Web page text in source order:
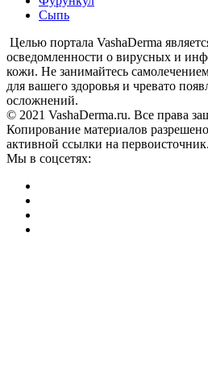
Сыпь
Целью портала VashaDerma
осведомленности о вирусных и
кожи. Не занимайтесь
для вашего здоровья и чревато
осложнений.
© 2021 VashaDerma.ru. Все права
Копирование материалов
активной ссылки на первоисточник.
Мы в соцсетях: